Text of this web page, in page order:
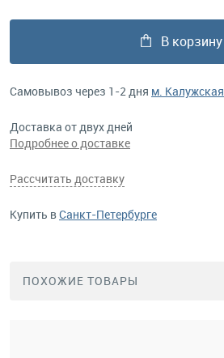
В корзину
Самовывоз через 1-2 дня м. Калужская
Доставка от двух дней
Подробнее о доставке
Рассчитать доставку
Купить вСанкт-Петербурге
ПОХОЖИЕ ТОВАРЫ